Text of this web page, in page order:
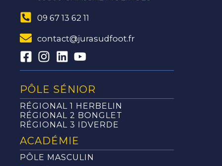
09 67 13 62 11
contact@jurasudfoot.fr
PÔLE SÉNIOR
RÉGIONAL 1 HERBELIN
RÉGIONAL 2 BONGLET
RÉGIONAL 3 IDVERDE
ACADÉMIE
PÔLE MASCULIN